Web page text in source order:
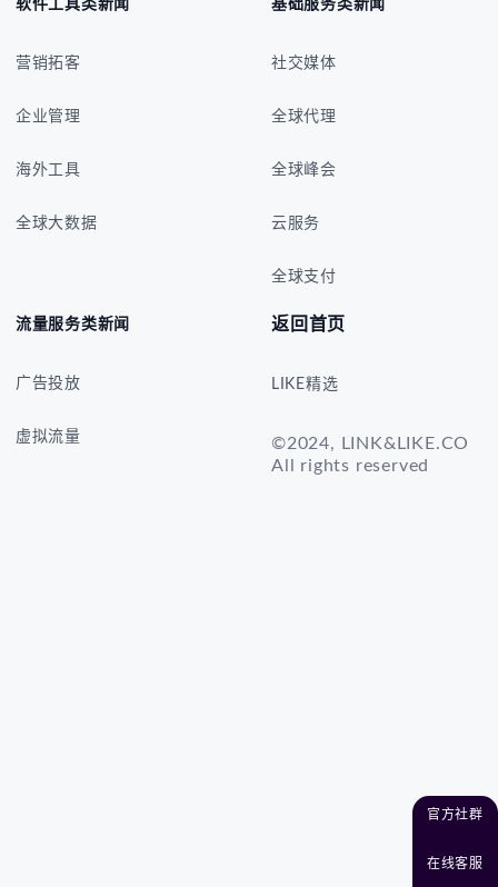
官方社群
在线客服
软件工具类新闻
营销拓客
企业管理
海外工具
全球大数据
基础服务类新闻
社交媒体
全球代理
全球峰会
云服务
全球支付
流量服务类新闻
广告投放
虚拟流量
返回首页
LIKE精选
©2024, LINK&LIKE.CO
All rights reserved